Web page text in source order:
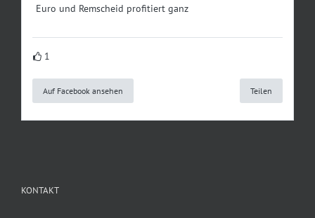
Euro und Remscheid profitiert ganz
1
Auf Facebook ansehen Teilen
KONTAKT